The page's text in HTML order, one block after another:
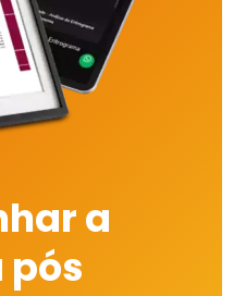
a
pós